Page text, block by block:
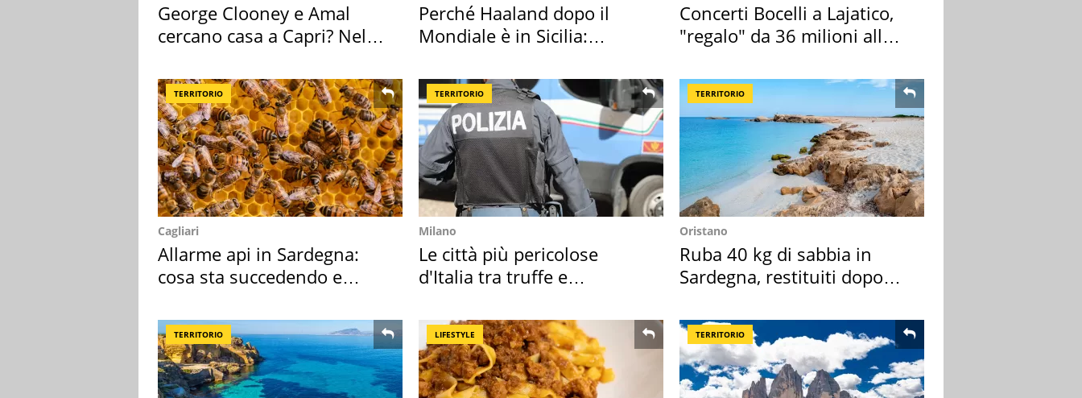
George Clooney e Amal
cercano casa a Capri? Nel
Perché Haaland dopo il
Mondiale è in Sicilia:
Concerti Bocelli a Lajatico,
"regalo" da 36 milioni alla
TERRITORIO
Cagliari
Allarme api in Sardegna:
cosa sta succedendo e
TERRITORIO
Milano
Le città più pericolose
d'Italia tra truffe e
TERRITORIO
Oristano
Ruba 40 kg di sabbia in
Sardegna, restituiti dopo
TERRITORIO LIFESTYLE TERRITORIO